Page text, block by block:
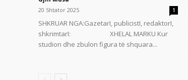
20 Shtator 2025
1
SHKRUAR NGA:GazetarI, publicistI, redaktorI,
shkrimtarI: XHELAL MARKU Kur
studion dhe zbulon figura të shquara...